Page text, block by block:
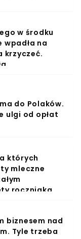
w środku
wpadła na
krzyczeć.
do Polaków.
ulgi od opłat
których
mleczne
roczniaka
biznesem nad
Tyle trzeba